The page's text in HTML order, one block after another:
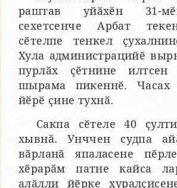
раштав уйӑхӗн 31-
сехетсенче Арбат
сӗтелпе тенкел
Хула администрацийӗ
пурлӑх ҫӗтнине илтсен
шырама пикеннӗ. Часах
йӗрӗ ҫине тухнӑ.
Сакпа сӗтеле 40
хывнӑ. Унччен судпа
вӑрланӑ япаласене
хӗрарӑм патне кайса
алӑлли йӗрке